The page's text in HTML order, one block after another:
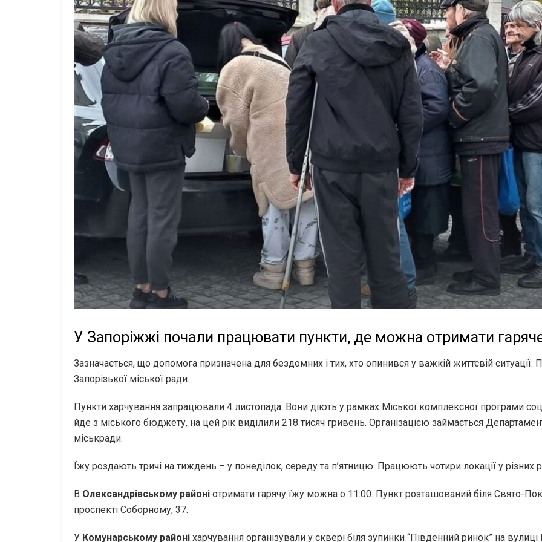
У Запоріжжі почали працювати пункти, де можна отримати
Зазначається, що допомога призначена для бездомних і тих, хто опинився у важкій життєвій
Запорізької міської ради.
Пункти харчування запрацювали 4 листопада. Вони діють у рамках Міської комплексної програми
йде з міського бюджету, на цей рік виділили 218 тисяч гривень. Організацією займається
міськради.
Їжу роздають тричі на тиждень – у понеділок, середу та п’ятницю. Працюють чотири локації у різних
В Олександрівському районі отримати гарячу їжу можна о 11:00. Пункт розташований біля Свято-
проспекті Соборному, 37.
У Комунарському районі харчування організували у сквері біля зупинки “Південний ринок” на